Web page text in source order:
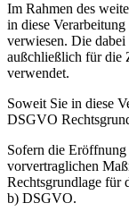
Im Rahmen des
in diese
verwiesen. Die
außchließlich für die
verwendet.
Soweit Sie in diese
DSGVO
Sofern die
vorvertraglichen
Rechtsgrundlage für
b) DSGVO.